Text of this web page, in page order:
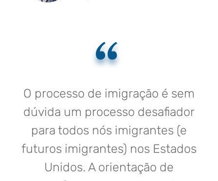
O processo de imigração é sem
dúvida um processo desafiador
para todos nós imigrantes (e
futuros imigrantes) nos Estados
Unidos. A orientação de